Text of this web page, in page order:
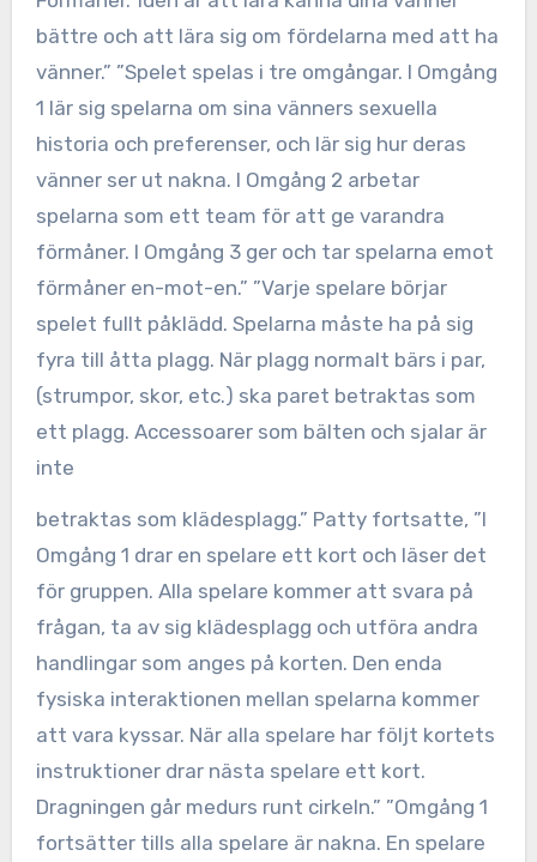
bättre och att lära sig om fördelarna med att ha
vänner.” ”Spelet spelas i tre omgångar. I Omgång
1 lär sig spelarna om sina vänners sexuella
historia och preferenser, och lär sig hur deras
vänner ser ut nakna. I Omgång 2 arbetar
spelarna som ett team för att ge varandra
förmåner. I Omgång 3 ger och tar spelarna emot
förmåner en-mot-en.” ”Varje spelare börjar
spelet fullt påklädd. Spelarna måste ha på sig
fyra till åtta plagg. När plagg normalt bärs i par,
(strumpor, skor, etc.) ska paret betraktas som
ett plagg. Accessoarer som bälten och sjalar är
inte
betraktas som klädesplagg.” Patty fortsatte, ”I
Omgång 1 drar en spelare ett kort och läser det
för gruppen. Alla spelare kommer att svara på
frågan, ta av sig klädesplagg och utföra andra
handlingar som anges på korten. Den enda
fysiska interaktionen mellan spelarna kommer
att vara kyssar. När alla spelare har följt kortets
instruktioner drar nästa spelare ett kort.
Dragningen går medurs runt cirkeln.” ”Omgång 1
fortsätter tills alla spelare är nakna. En spelare